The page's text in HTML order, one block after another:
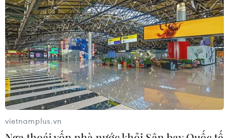
Hợp tác Nghị viện là trụ cột quan
trọng trong tổng thể quan hệ Việt
Nam-Thái Lan
04/08/2026 10:09
vietnamplus.vn